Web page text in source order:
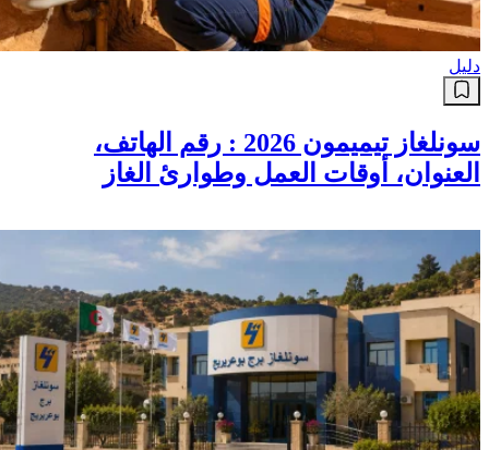
دليل
سونلغاز تيميمون 2026 : رقم الهاتف،
العنوان، أوقات العمل وطوارئ الغاز